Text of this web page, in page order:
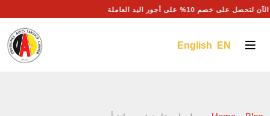
على خصم 10% على أجور اليد العاملة
English EN